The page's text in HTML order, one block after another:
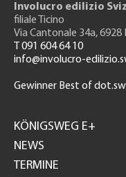
Involucro edilizio
filiale Ticino
Via Cantonale 34a, 6928
T 091 604 64 10
info@involucro-
Gewinner Best of
GH
KÖNIGSWEG E+
NEWS
TERMINE